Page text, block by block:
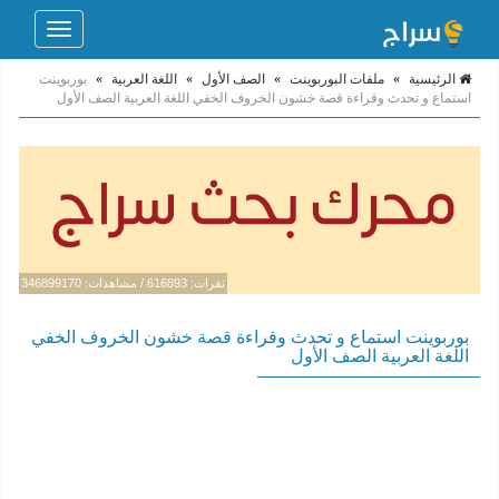
Toggle
الرئيسية » ملفات البوربوينت » الصف الأول » اللغة العربية » بوربوينت
استماع و تحدث وقراءة قصة خشون الخروف الخفي اللغة العربية الصف الأول
نقرات: 616893 / مشاهدات: 346899170
بوربوينت استماع و تحدث وقراءة قصة خشون الخروف الخفي
اللغة العربية الصف الأول